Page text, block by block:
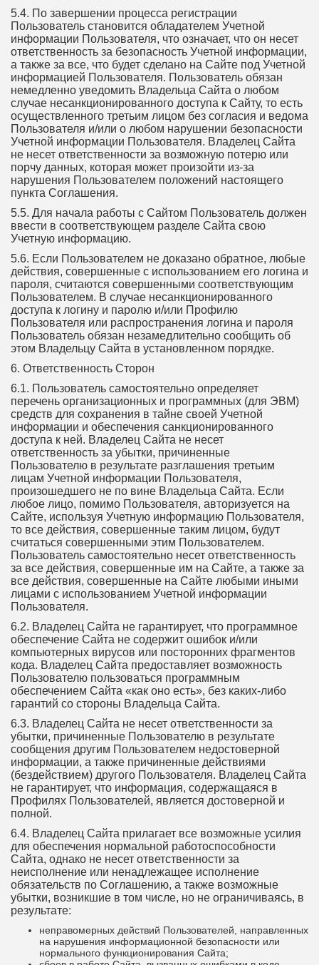
5.4. По завершении процесса регистрации
Пользователь становится обладателем Учетной
информации Пользователя, что означает, что он несет
ответственность за безопасность Учетной информации,
а также за все, что будет сделано на Сайте под Учетной
информацией Пользователя. Пользователь обязан
немедленно уведомить Владельца Сайта о любом
случае несанкционированного доступа к Сайту, то есть
осуществленного третьим лицом без согласия и ведома
Пользователя и/или о любом нарушении безопасности
Учетной информации Пользователя. Владелец Сайта
не несет ответственности за возможную потерю или
порчу данных, которая может произойти из-за
нарушения Пользователем положений настоящего
пункта Соглашения.
5.5. Для начала работы с Сайтом Пользователь должен
ввести в соответствующем разделе Сайта свою
Учетную информацию.
5.6. Если Пользователем не доказано обратное, любые
действия, совершенные с использованием его логина и
пароля, считаются совершенными соответствующим
Пользователем. В случае несанкционированного
доступа к логину и паролю и/или Профилю
Пользователя или распространения логина и пароля
Пользователь обязан незамедлительно сообщить об
этом Владельцу Сайта в установленном порядке.
6. Ответственность Сторон
6.1. Пользователь самостоятельно определяет
перечень организационных и программных (для ЭВМ)
средств для сохранения в тайне своей Учетной
информации и обеспечения санкционированного
доступа к ней. Владелец Сайта не несет
ответственность за убытки, причиненные
Пользователю в результате разглашения третьим
лицам Учетной информации Пользователя,
произошедшего не по вине Владельца Сайта. Если
любое лицо, помимо Пользователя, авторизуется на
Сайте, используя Учетную информацию Пользователя,
то все действия, совершенные таким лицом, будут
считаться совершенными этим Пользователем.
Пользователь самостоятельно несет ответственность
за все действия, совершенные им на Сайте, а также за
все действия, совершенные на Сайте любыми иными
лицами с использованием Учетной информации
Пользователя.
6.2. Владелец Сайта не гарантирует, что программное
обеспечение Сайта не содержит ошибок и/или
компьютерных вирусов или посторонних фрагментов
кода. Владелец Сайта предоставляет возможность
Пользователю пользоваться программным
обеспечением Сайта «как оно есть», без каких-либо
гарантий со стороны Владельца Сайта.
6.3. Владелец Сайта не несет ответственности за
убытки, причиненные Пользователю в результате
сообщения другим Пользователем недостоверной
информации, а также причиненные действиями
(бездействием) другого Пользователя. Владелец Сайта
не гарантирует, что информация, содержащаяся в
Профилях Пользователей, является достоверной и
полной.
6.4. Владелец Сайта прилагает все возможные усилия
для обеспечения нормальной работоспособности
Сайта, однако не несет ответственности за
неисполнение или ненадлежащее исполнение
обязательств по Соглашению, а также возможные
убытки, возникшие в том числе, но не ограничиваясь, в
результате:
неправомерных действий Пользователей, направленных
на нарушения информационной безопасности или
нормального функционирования Сайта;